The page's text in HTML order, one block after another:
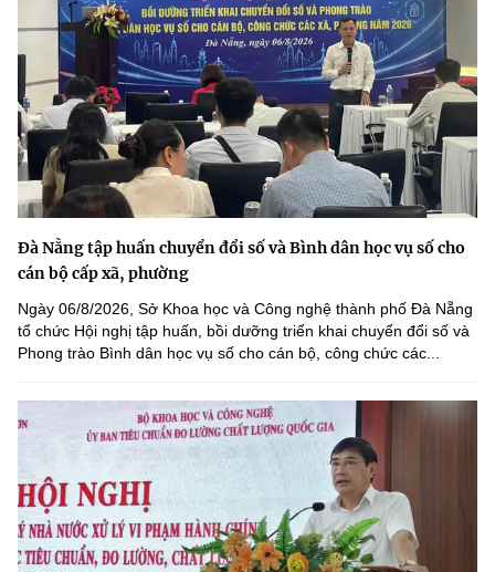
Đà Nẵng tập huấn chuyển đổi số và Bình dân học vụ số cho
cán bộ cấp xã, phường
Ngày 06/8/2026, Sở Khoa học và Công nghệ thành phố Đà Nẵng
tổ chức Hội nghị tập huấn, bồi dưỡng triển khai chuyển đổi số và
Phong trào Bình dân học vụ số cho cán bộ, công chức các...